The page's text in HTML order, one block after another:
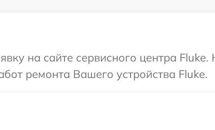
на сайте сервисного центра
ремонта Вашего устройства Fluke.